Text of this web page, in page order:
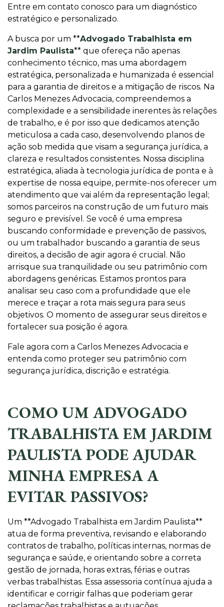
Entre em contato conosco para um diagnóstico
estratégico e personalizado.
A busca por um **Advogado Trabalhista em
Jardim Paulista** que ofereça não apenas
conhecimento técnico, mas uma abordagem
estratégica, personalizada e humanizada é essencial
para a garantia de direitos e a mitigação de riscos. Na
Carlos Menezes Advocacia, compreendemos a
complexidade e a sensibilidade inerentes às relações
de trabalho, e é por isso que dedicamos atenção
meticulosa a cada caso, desenvolvendo planos de
ação sob medida que visam a segurança jurídica, a
clareza e resultados consistentes. Nossa disciplina
estratégica, aliada à tecnologia jurídica de ponta e à
expertise de nossa equipe, permite-nos oferecer um
atendimento que vai além da representação legal;
somos parceiros na construção de um futuro mais
seguro e previsível. Se você é uma empresa
buscando conformidade e prevenção de passivos,
ou um trabalhador buscando a garantia de seus
direitos, a decisão de agir agora é crucial. Não
arrisque sua tranquilidade ou seu patrimônio com
abordagens genéricas. Estamos prontos para
analisar seu caso com a profundidade que ele
merece e traçar a rota mais segura para seus
objetivos. O momento de assegurar seus direitos e
fortalecer sua posição é agora.
Fale agora com a Carlos Menezes Advocacia e
entenda como proteger seu patrimônio com
segurança jurídica, discrição e estratégia.
COMO UM ADVOGADO
TRABALHISTA EM JARDIM
PAULISTA PODE AJUDAR
MINHA EMPRESA A
EVITAR PASSIVOS?
Um **Advogado Trabalhista em Jardim Paulista**
atua de forma preventiva, revisando e elaborando
contratos de trabalho, políticas internas, normas de
segurança e saúde, e orientando sobre a correta
gestão de jornada, horas extras, férias e outras
verbas trabalhistas. Essa assessoria contínua ajuda a
identificar e corrigir falhas que poderiam gerar